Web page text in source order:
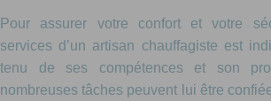
Pour assurer votre confort et votre
services d’un artisan chauffagiste est
tenu de ses compétences et son
nombreuses tâches peuvent lui être